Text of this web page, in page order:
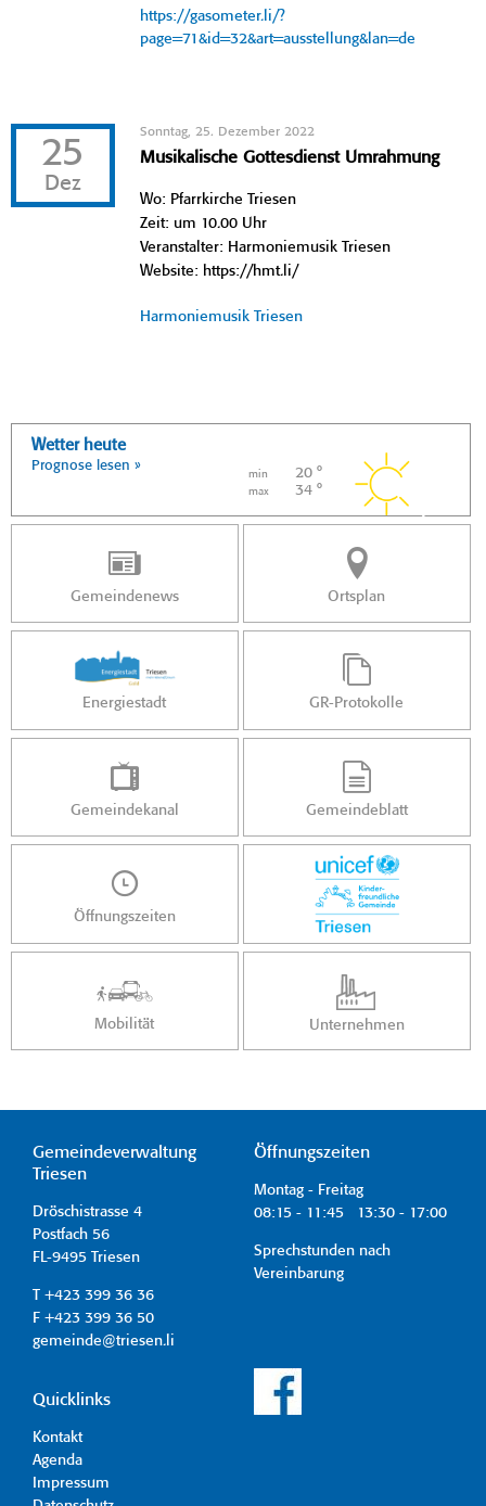
https://gasometer.li/?
page=71&id=32&art=ausstellung&lan=de
25
Dez
Sonntag, 25. Dezember 2022
Musikalische Gottesdienst Umrahmung
Wo: Pfarrkirche Triesen
Zeit: um 10.00 Uhr
Veranstalter: Harmoniemusik Triesen
Website: https://hmt.li/
Harmoniemusik Triesen
Wetter heute
Prognose lesen »
min 20 °
max 34 °
Gemeindenews Ortsplan
Energiestadt GR-Protokolle
Gemeindekanal Gemeindeblatt
Öffnungszeiten
Mobilität Unternehmen
Gemeindeverwaltung
Triesen
Dröschistrasse 4
Postfach 56
FL-9495 Triesen
T +423 399 36 36
F +423 399 36 50
gemeinde@triesen.li
Öffnungszeiten
Montag - Freitag
08:15 - 11:45 13:30 - 17:00
Sprechstunden nach
Vereinbarung
Quicklinks
Kontakt
Agenda
Impressum